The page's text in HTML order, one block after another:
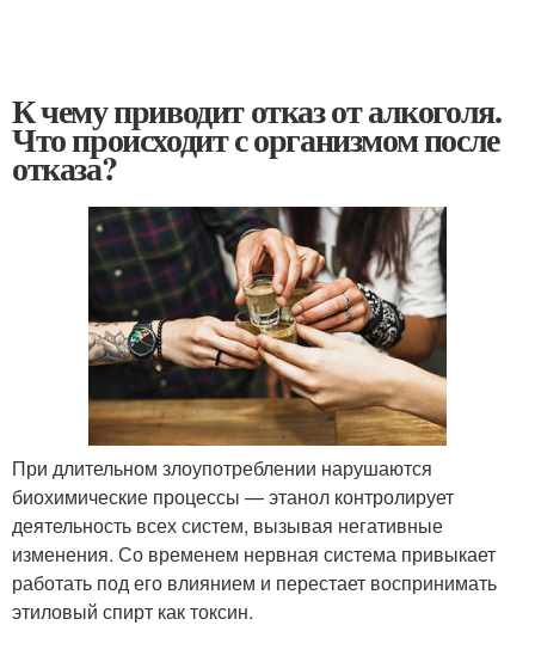
К чему приводит отказ от алкоголя.
Что происходит с организмом после
отказа?
При длительном злоупотреблении нарушаются
биохимические процессы — этанол контролирует
деятельность всех систем, вызывая негативные
изменения. Со временем нервная система привыкает
работать под его влиянием и перестает воспринимать
этиловый спирт как токсин.